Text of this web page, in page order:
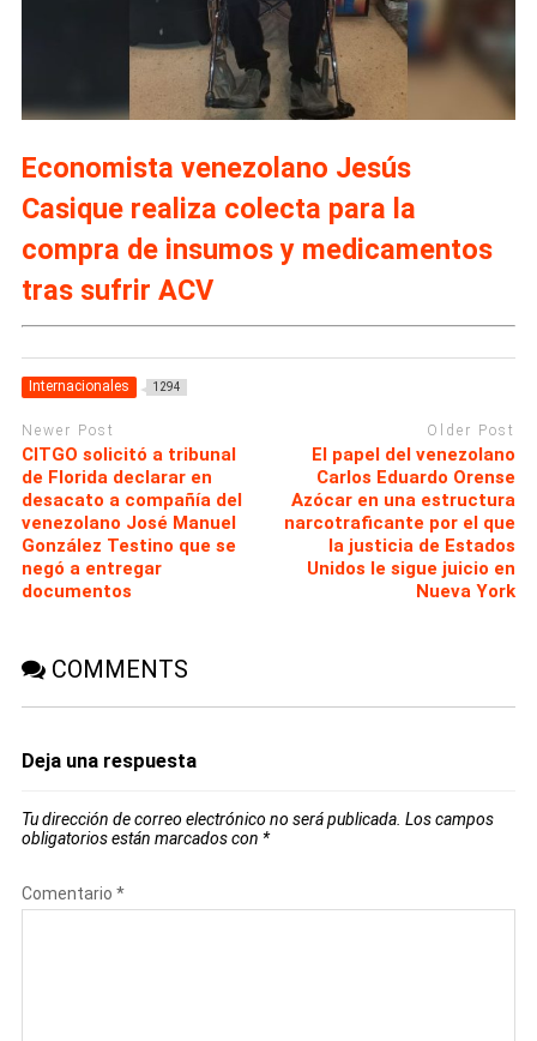
Economista venezolano Jesús
Casique realiza colecta para la
compra de insumos y medicamentos
tras sufrir ACV
Internacionales 1294
Newer Post
CITGO solicitó a tribunal
de Florida declarar en
desacato a compañía del
venezolano José Manuel
González Testino que se
negó a entregar
documentos
Older Post
El papel del venezolano
Carlos Eduardo Orense
Azócar en una estructura
narcotraficante por el que
la justicia de Estados
Unidos le sigue juicio en
Nueva York
COMMENTS
Deja una respuesta
Tu dirección de correo electrónico no será publicada. Los campos
obligatorios están marcados con *
Comentario *